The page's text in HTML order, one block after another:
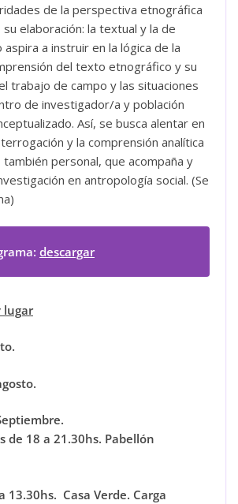
de la perspectiva etnográfica
elaboración: la textual y la de
aspira a instruir en la lógica de la
del texto etnográfico y su
trabajo de campo y las situaciones
de investigador/a y población
Así, se busca alentar en
y la comprensión analítica
personal, que acompaña y
en antropología social. (Se
descargar
lugar
de 18 a 21.30hs. Pabellón
13.30hs. Casa Verde. Carga